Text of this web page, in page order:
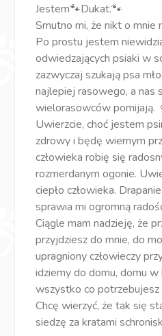
Jestem🐾Dukat.🐾
Smutno mi, że nikt o mnie
Po prostu jestem
odwiedzających psiaki w
zazwyczaj szukają psa
najlepiej rasowego, a nas
wielorasowców pomijają.
Uwierzcie, choć jestem
zdrowy i będę wiernym
człowieka robię się
rozmerdanym ogonie.
ciepło człowieka.
sprawia mi ogromną
Ciągle mam nadzieję, że
przyjdziesz do mnie, do
upragniony człowieczy
idziemy do domu, domu
wszystko co
Chcę wierzyć, że tak się
siedzę za kratami